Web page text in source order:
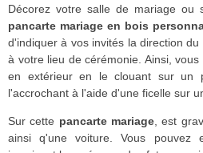
Décorez votre salle de mariage ou
pancarte mariage en bois
d'indiquer à vos invités la direction
à votre lieu de cérémonie. Ainsi,
en extérieur en le clouant sur un
l'accrochant à l'aide d'une ficelle sur
Sur cette pancarte mariage, est
ainsi q'une voiture. Vous pouvez